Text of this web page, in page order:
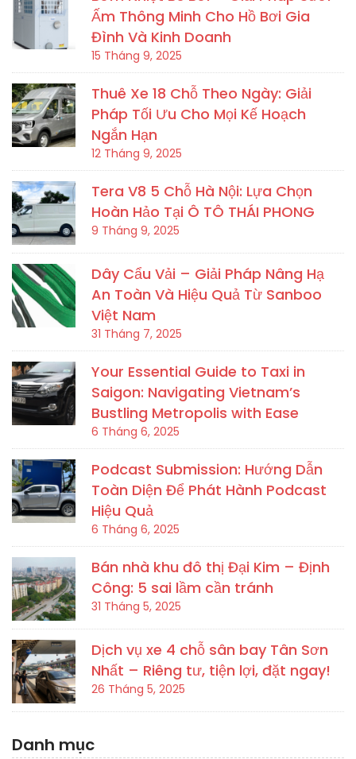
Ấm Thông Minh Cho Hồ Bơi Gia
Đình Và Kinh Doanh
15 Tháng 9, 2025
Thuê Xe 18 Chỗ Theo Ngày: Giải
Pháp Tối Ưu Cho Mọi Kế Hoạch
Ngắn Hạn
12 Tháng 9, 2025
Tera V8 5 Chỗ Hà Nội: Lựa Chọn
Hoàn Hảo Tại Ô TÔ THÁI PHONG
9 Tháng 9, 2025
Dây Cẩu Vải – Giải Pháp Nâng Hạ
An Toàn Và Hiệu Quả Từ Sanboo
Việt Nam
31 Tháng 7, 2025
Your Essential Guide to Taxi in
Saigon: Navigating Vietnam’s
Bustling Metropolis with Ease
6 Tháng 6, 2025
Podcast Submission: Hướng Dẫn
Toàn Diện Để Phát Hành Podcast
Hiệu Quả
6 Tháng 6, 2025
Bán nhà khu đô thị Đại Kim – Định
Công: 5 sai lầm cần tránh
31 Tháng 5, 2025
Dịch vụ xe 4 chỗ sân bay Tân Sơn
Nhất – Riêng tư, tiện lợi, đặt ngay!
26 Tháng 5, 2025
Danh mục